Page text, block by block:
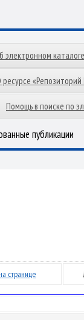
электронном
«Репозиторий
Помощь в поиске по
публикации
странице